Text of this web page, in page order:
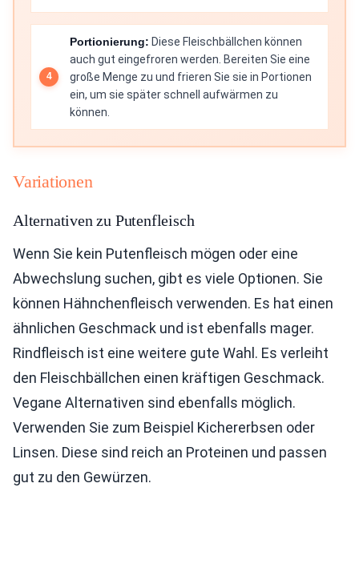
Portionierung: Diese Fleischbällchen können
auch gut eingefroren werden. Bereiten Sie eine
große Menge zu und frieren Sie sie in Portionen
ein, um sie später schnell aufwärmen zu
können.
Variationen
Alternativen zu Putenfleisch
Wenn Sie kein Putenfleisch mögen oder eine
Abwechslung suchen, gibt es viele Optionen. Sie
können Hähnchenfleisch verwenden. Es hat einen
ähnlichen Geschmack und ist ebenfalls mager.
Rindfleisch ist eine weitere gute Wahl. Es verleiht
den Fleischbällchen einen kräftigen Geschmack.
Vegane Alternativen sind ebenfalls möglich.
Verwenden Sie zum Beispiel Kichererbsen oder
Linsen. Diese sind reich an Proteinen und passen
gut zu den Gewürzen.